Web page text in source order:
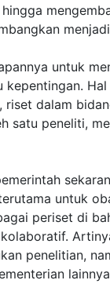
untuk
dalam
satu peneliti,
untuk
periset di
penelitian,